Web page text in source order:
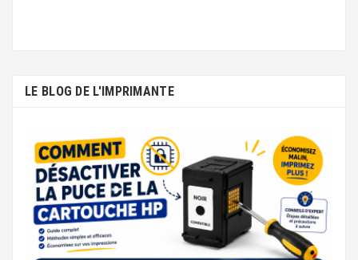
LE BLOG DE L'IMPRIMANTE